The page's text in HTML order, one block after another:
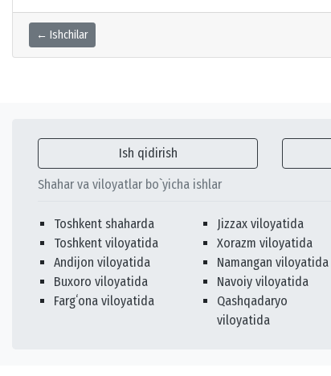
← Ishchilar
Ish qidirish
Shahar va viloyatlar bo`yicha ishlar
Toshkent shaharda
Toshkent viloyatida
Andijon viloyatida
Buxoro viloyatida
Fargʻona viloyatida
Jizzax viloyatida
Xorazm viloyatida
Namangan viloyatida
Navoiy viloyatida
Qashqadaryo
viloyatida